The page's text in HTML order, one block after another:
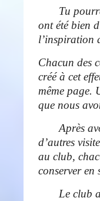
Tu pourras
ont été bien
l’inspiration
Chacun des
créé à cet
même page.
que nous
Après
d’autres
au club,
conserver en
Le club a